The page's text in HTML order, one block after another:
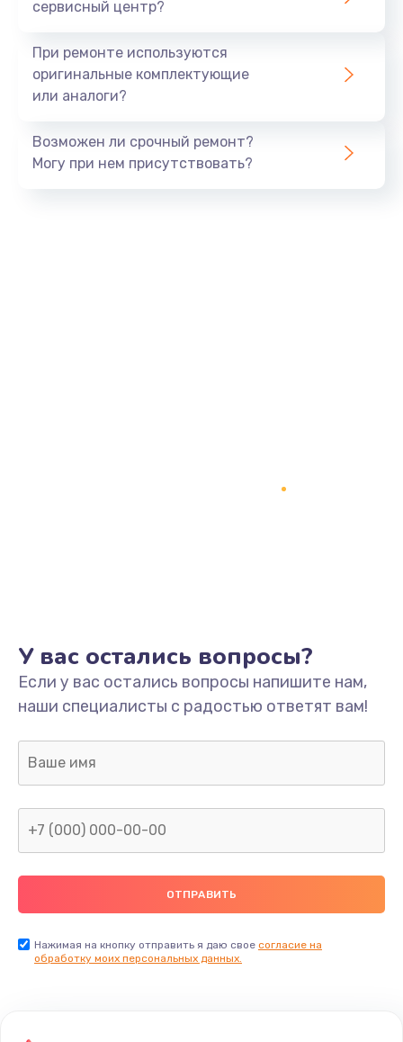
сервисный центр?
При ремонте используются
оригинальные комплектующие
или аналоги?
Возможен ли срочный ремонт?
Могу при нем присутствовать?
У вас остались вопросы?
Если у вас остались вопросы напишите нам,
наши специалисты с радостью ответят вам!
Нажимая на кнопку отправить я даю свое согласие на
обработку моих персональных данных.